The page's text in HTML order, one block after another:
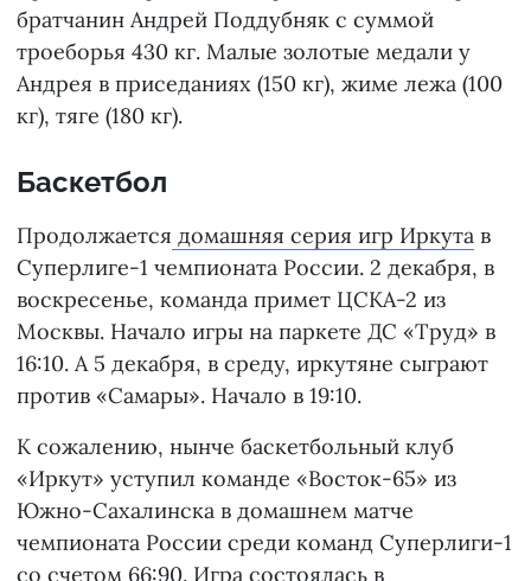
братчанин Андрей Поддубняк с суммой
троеборья 430 кг. Малые золотые медали у
Андрея в приседаниях (150 кг), жиме лежа (100
кг), тяге (180 кг).
Баскетбол
Продолжается домашняя серия игр Иркута в
Суперлиге-1 чемпионата России. 2 декабря, в
воскресенье, команда примет ЦСКА-2 из
Москвы. Начало игры на паркете ДС «Труд» в
16:10. А 5 декабря, в среду, иркутяне сыграют
против «Самары». Начало в 19:10.
К сожалению, нынче баскетбольный клуб
«Иркут» уступил команде «Восток-65» из
Южно-Сахалинска в домашнем матче
чемпионата России среди команд Суперлиги-1
со счетом 66:90. Игра состоялась в